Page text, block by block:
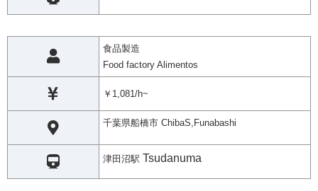
食品製造
Food factory Alimentos
￥1,081/h~
千葉県船橋市 ChibaS,Funabashi
津田沼駅 Tsudanuma